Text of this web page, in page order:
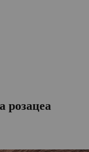
розацеа